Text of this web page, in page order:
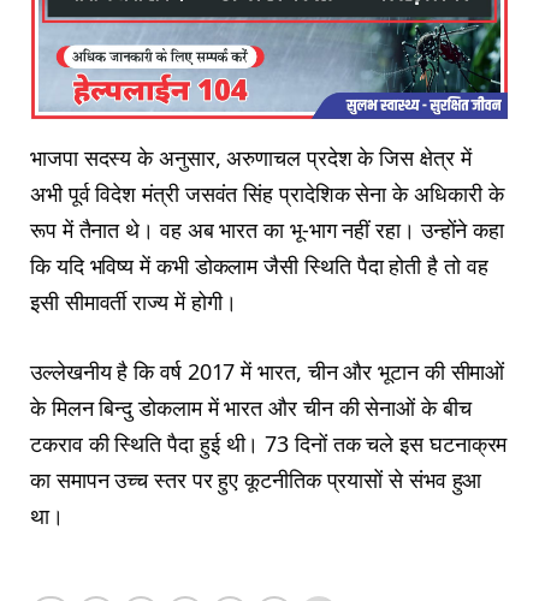
भाजपा सदस्य के अनुसार, अरुणाचल प्रदेश के जिस क्षेत्र में
अभी पूर्व विदेश मंत्री जसवंत सिंह प्रादेशिक सेना के अधिकारी के
रूप में तैनात थे। वह अब भारत का भू-भाग नहीं रहा। उन्होंने कहा
कि यदि भविष्य में कभी डोकलाम जैसी स्थिति पैदा होती है तो वह
इसी सीमावर्ती राज्य में होगी।
उल्लेखनीय है कि वर्ष 2017 में भारत, चीन और भूटान की सीमाओं
के मिलन बिन्दु डोकलाम में भारत और चीन की सेनाओं के बीच
टकराव की स्थिति पैदा हुई थी। 73 दिनों तक चले इस घटनाक्रम
का समापन उच्च स्तर पर हुए कूटनीतिक प्रयासों से संभव हुआ
था।